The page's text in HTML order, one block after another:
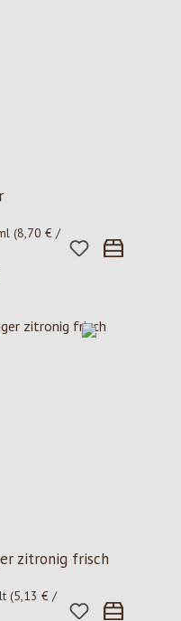
(8,70 € /
zitronig frisch
(5,13 € /